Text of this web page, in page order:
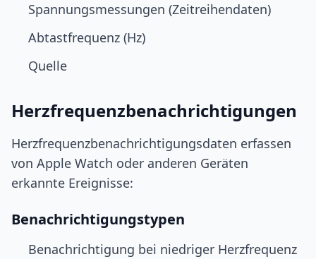
Spannungsmessungen (Zeitreihendaten)
Abtastfrequenz (Hz)
Quelle
Herzfrequenzbenachrichtigungen
Herzfrequenzbenachrichtigungsdaten erfassen
von Apple Watch oder anderen Geräten
erkannte Ereignisse:
Benachrichtigungstypen
Benachrichtigung bei niedriger Herzfrequenz